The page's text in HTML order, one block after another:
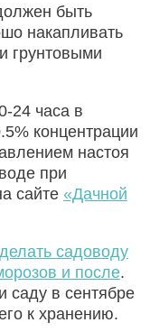
быть
накапливать
грунтовыми
24 часа в
концентрации
настоя
при
сайте «Дачной
садоводу
и после.
саду в сентябре
к хранению.